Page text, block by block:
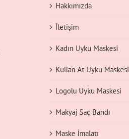
Hakkımızda
İletişim
Kadın Uyku Maskesi
Kullan At Uyku Maskesi
Logolu Uyku Maskesi
Makyaj Saç Bandı
Maske İmalatı